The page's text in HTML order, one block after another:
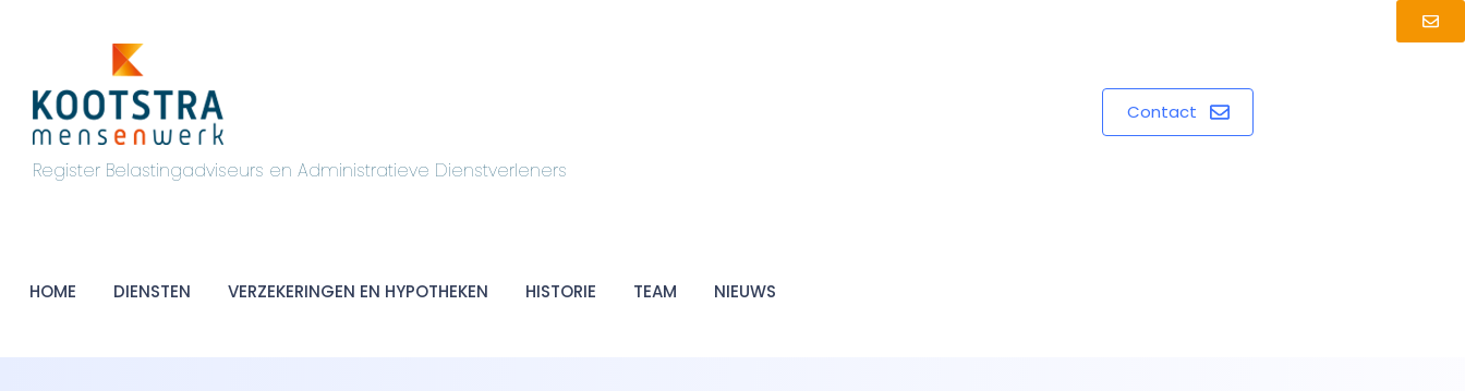
Register Belastingadviseurs en Administratieve Dienstverleners
Contact
HOME DIENSTEN VERZEKERINGEN EN HYPOTHEKEN HISTORIE TEAM NIEUWS